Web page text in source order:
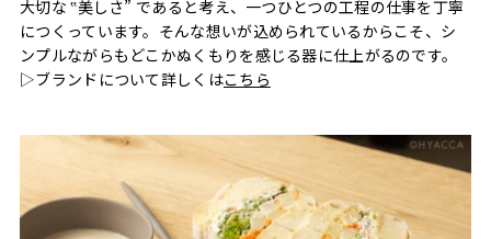
大切な ‟美しさ” であると考え、一つひとつの工程の仕事を丁寧
につくっています。そんな想いが込められているからこそ、シ
ンプルながらもどこかぬくもりを感じる器に仕上がるのです。
▷ブランドについて詳しくはこちら